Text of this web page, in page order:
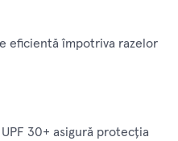
eficientă împotriva razelor
30+ asigură protecția